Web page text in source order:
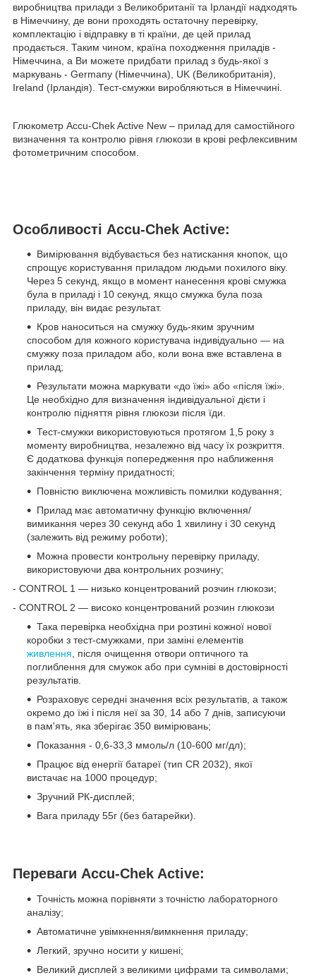
виробництва прилади з Великобританії та Ірландії надходять
в Німеччину, де вони проходять остаточну перевірку,
комплектацію і відправку в ті країни, де цей прилад
продається. Таким чином, країна походження приладів -
Німеччина, а Ви можете придбати прилад з будь-якої з
маркувань - Germany (Німеччина), UK (Великобританія),
Ireland (Ірландія). Тест-смужки виробляються в Німеччині.
Глюкометр Accu-Chek Active New – прилад для самостійного
визначення та контролю рівня глюкози в крові рефлексивним
фотометричним способом.
Особливості Accu-Chek Active:
Вимірювання відбувається без натискання кнопок, що
спрощує користування приладом людьми похилого віку.
Через 5 секунд, якщо в момент нанесення крові смужка
була в приладі і 10 секунд, якщо смужка була поза
приладу, він видає результат.
Кров наноситься на смужку будь-яким зручним
способом для кожного користувача індивідуально — на
смужку поза приладом або, коли вона вже вставлена в
прилад;
Результати можна маркувати «до їжі» або «після їжі».
Це необхідно для визначення індивідуальної дієти і
контролю підняття рівня глюкози після їди.
Тест-смужки використовуються протягом 1,5 року з
моменту виробництва, незалежно від часу їх розкриття.
Є додаткова функція попередження про наближення
закінчення терміну придатності;
Повністю виключена можливість помилки кодування;
Прилад має автоматичну функцію включення/
вимикання через 30 секунд або 1 хвилину і 30 секунд
(залежить від режиму роботи);
Можна провести контрольну перевірку приладу,
використовуючи два контрольних розчину;
- CONTROL 1 — низько концентрований розчин глюкози;
- CONTROL 2 — високо концентрований розчин глюкози
Така перевірка необхідна при розтині кожної нової
коробки з тест-смужками, при заміні елементів
живлення, після очищення отвори оптичного та
поглиблення для смужок або при сумніві в достовірності
результатів.
Розраховує середні значення всіх результатів, а також
окремо до їжі і після неї за 30, 14 або 7 днів, записуючи
в пам'ять, яка зберігає 350 вимірювань;
Показання - 0,6-33,3 ммоль/л (10-600 мг/дл);
Працює від енергії батареї (тип CR 2032), якої
вистачає на 1000 процедур;
Зручний РК-дисплей;
Вага приладу 55г (без батарейки).
Переваги Accu-Chek Active:
Точність можна порівняти з точністю лабораторного
аналізу;
Автоматичне увімкнення/вимкнення приладу;
Легкий, зручно носити у кишені;
Великий дисплей з великими цифрами та символами;